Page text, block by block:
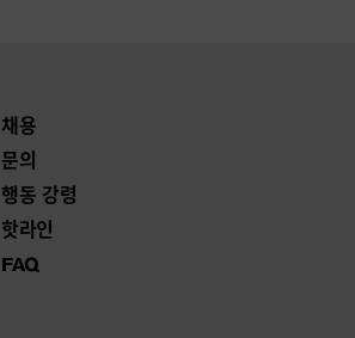
채용
문의
행동 강령
핫라인
FAQ